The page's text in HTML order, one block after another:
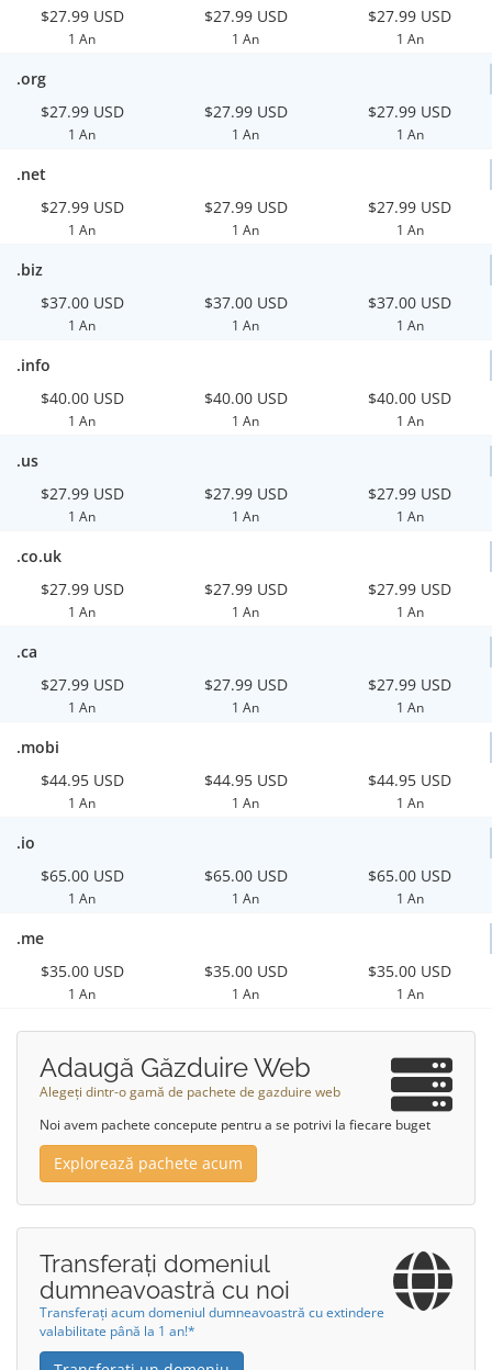
$27.99 USD
1 An
$27.99 USD
1 An
$27.99 USD
1 An
.org
$27.99 USD
1 An
$27.99 USD
1 An
$27.99 USD
1 An
.net
$27.99 USD
1 An
$27.99 USD
1 An
$27.99 USD
1 An
.biz
$37.00 USD
1 An
$37.00 USD
1 An
$37.00 USD
1 An
.info
$40.00 USD
1 An
$40.00 USD
1 An
$40.00 USD
1 An
.us
$27.99 USD
1 An
$27.99 USD
1 An
$27.99 USD
1 An
.co.uk
$27.99 USD
1 An
$27.99 USD
1 An
$27.99 USD
1 An
.ca
$27.99 USD
1 An
$27.99 USD
1 An
$27.99 USD
1 An
.mobi
$44.95 USD
1 An
$44.95 USD
1 An
$44.95 USD
1 An
.io
$65.00 USD
1 An
$65.00 USD
1 An
$65.00 USD
1 An
.me
$35.00 USD
1 An
$35.00 USD
1 An
$35.00 USD
1 An
Adaugă Găzduire Web
Alegeți dintr-o gamă de pachete de gazduire web
Noi avem pachete concepute pentru a se potrivi la fiecare buget
Explorează pachete acum
Transferați domeniul
dumneavoastră cu noi
Transferați acum domeniul dumneavoastră cu extindere
valabilitate până la 1 an!*